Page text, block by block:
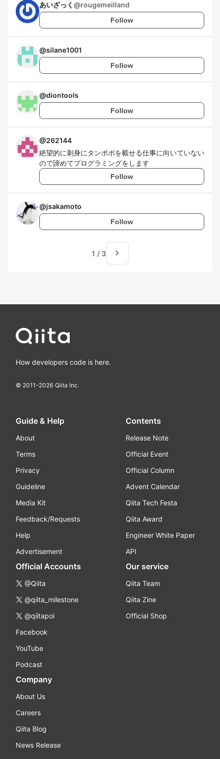
あいざっく @rougemeilland
Follow
@silane1001
Follow
@diontools
Follow
@262144
絶望的に刺身にタンポポを載せる仕事に向いていない
ので諦めてプログラミングをします
Follow
@jsakamoto
Follow
1 / 3 navigate_next
How developers code is here.
© 2011-2026 Qiita Inc.
Guide & Help
About
Terms
Privacy
Guideline
Media Kit
Feedback/Requests
Help
Advertisement
Contents
Release Note
Official Event
Official Column
Advent Calendar
Qiita Tech Festa
Qiita Award
Engineer White Paper
API
Official Accounts
@Qiita
@qiita_milestone
@qiitapoi
Facebook
YouTube
Podcast
Our service
Qiita Team
Qiita Zine
Official Shop
Company
About Us
Careers
Qiita Blog
News Release